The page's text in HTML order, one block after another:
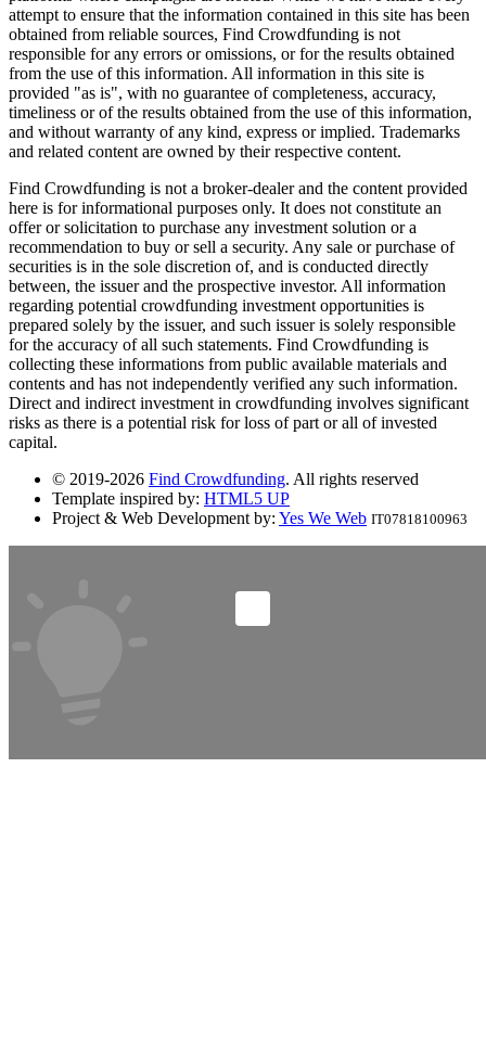
attempt to ensure that the information contained in this site has been
obtained from reliable sources, Find Crowdfunding is not
responsible for any errors or omissions, or for the results obtained
from the use of this information. All information in this site is
provided "as is", with no guarantee of completeness, accuracy,
timeliness or of the results obtained from the use of this information,
and without warranty of any kind, express or implied. Trademarks
and related content are owned by their respective content.
Find Crowdfunding is not a broker-dealer and the content provided
here is for informational purposes only. It does not constitute an
offer or solicitation to purchase any investment solution or a
recommendation to buy or sell a security. Any sale or purchase of
securities is in the sole discretion of, and is conducted directly
between, the issuer and the prospective investor. All information
regarding potential crowdfunding investment opportunities is
prepared solely by the issuer, and such issuer is solely responsible
for the accuracy of all such statements. Find Crowdfunding is
collecting these informations from public available materials and
contents and has not independently verified any such information.
Direct and indirect investment in crowdfunding involves significant
risks as there is a potential risk for loss of part or all of invested
capital.
© 2019-2026 Find Crowdfunding. All rights reserved
Template inspired by: HTML5 UP
Project & Web Development by: Yes We Web IT07818100963